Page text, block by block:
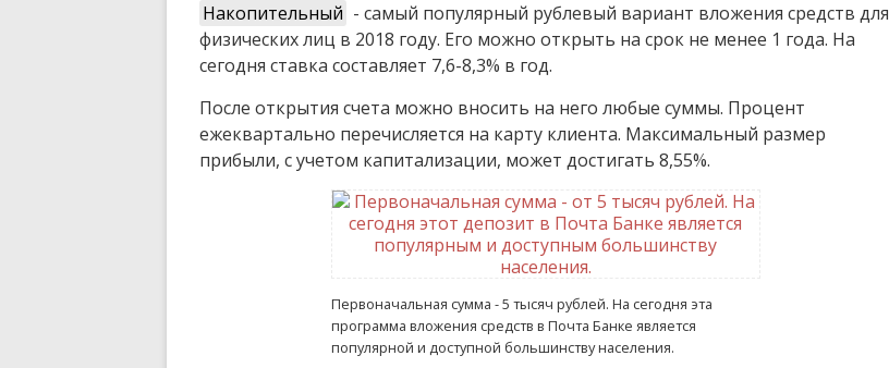
Накопительный - самый популярный рублевый вариант вложения средств для
физических лиц в 2018 году. Его можно открыть на срок не менее 1 года. На
сегодня ставка составляет 7,6-8,3% в год.
После открытия счета можно вносить на него любые суммы. Процент
ежеквартально перечисляется на карту клиента. Максимальный размер
прибыли, с учетом капитализации, может достигать 8,55%.
Первоначальная сумма - 5 тысяч рублей. На сегодня эта
программа вложения средств в Почта Банке является
популярной и доступной большинству населения.